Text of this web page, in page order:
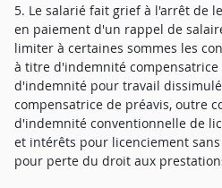
5. Le salarié fait grief à l'arrêt de
en paiement d'un rappel de
limiter à certaines sommes les
à titre d'indemnité compensatrice
d'indemnité pour travail
compensatrice de préavis, outre
d'indemnité conventionnelle de
et intérêts pour licenciement
pour perte du droit aux